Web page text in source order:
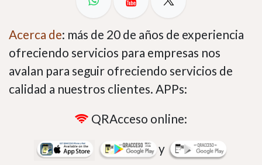
Acerca de: más de 20 de años de experiencia
ofreciendo servicios para empresas nos
avalan para seguir ofreciendo servicios de
calidad a nuestros clientes. APPs:
QRAcceso online:
y